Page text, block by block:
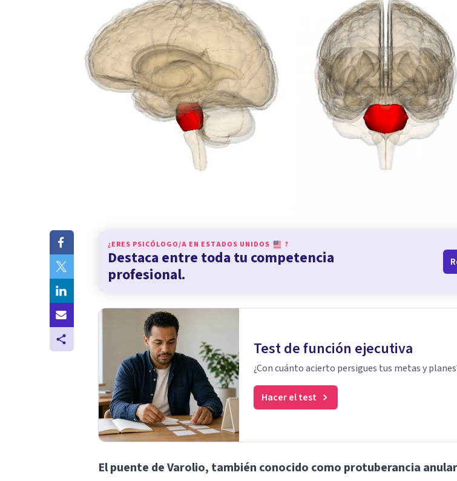
¿ERES PSICÓLOGO/A EN ESTADOS UNIDOS ?
Destaca entre toda tu competencia
profesional.
Test de función ejecutiva
¿Con cuánto acierto persigues tus metas y
Hacer el test
El puente de Varolio, también conocido como protuberancia anular